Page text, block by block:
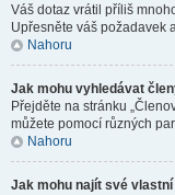
Váš dotaz vrátil příliš
Upřesněte váš požadavek
Nahoru
Jak mohu vyhledávat
Přejděte na stránku
můžete pomocí různých
Nahoru
Jak mohu najít své